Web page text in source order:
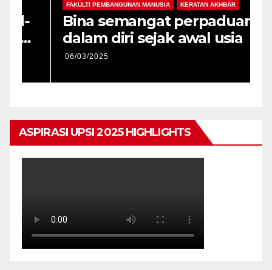
FAKULTI PEMBANGUNAN MANUSIA KERATAN AKHBAR
Bina semangat perpaduan
dalam diri sejak awal usia
06/03/2025
ASPIRASI UPSI 2025 HIGHLIGHTS